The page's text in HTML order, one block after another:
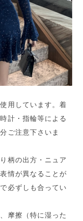
用しています。着
計・指輪等による
ご注意下さいま
柄の出方・ニュア
情が異なることが
必ずしも合ってい
摩擦（特に湿った